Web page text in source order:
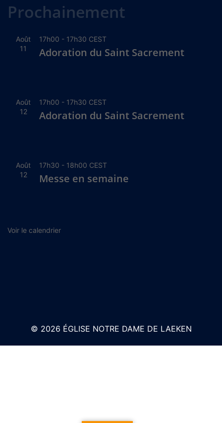
Prochainement
Août
11
17h00 - 17h30 CEST
Adoration du Saint Sacrement
Août
12
17h00 - 17h30 CEST
Adoration du Saint Sacrement
Août
12
17h30 - 18h00 CEST
Messe en semaine
Voir le calendrier
© 2026 ÉGLISE NOTRE DAME DE LAEKEN